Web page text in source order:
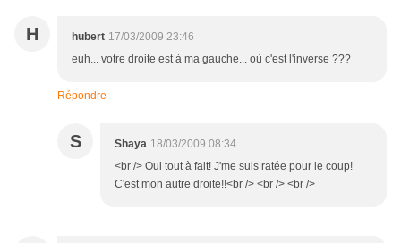
H hubert 17/03/2009 23:46
euh... votre droite est à ma gauche... où c'est l'inverse ???
Répondre
S Shaya 18/03/2009 08:34
<br /> Oui tout à fait! J'me suis ratée pour le coup!
C'est mon autre droite!!<br /> <br /> <br />